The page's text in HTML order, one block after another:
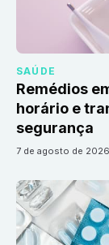
SAÚDE
Remédios
horário e
segurança
7 de agosto de 2026